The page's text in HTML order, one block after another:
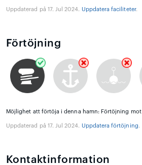
Uppdaterad på 17. Jul 2024. Uppdatera faciliteter.
Förtöjning
Möjlighet att förtöja i denna hamn: Förtöjning
Uppdaterad på 17. Jul 2024. Uppdatera förtöjning.
Kontaktinformation